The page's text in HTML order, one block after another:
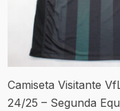
Camiseta Visitante
24/25 – Segunda